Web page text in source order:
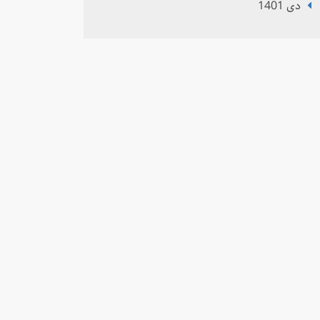
دی 1401